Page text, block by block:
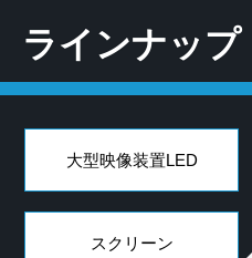
ラインナップ
大型映像装置LED
スクリーン